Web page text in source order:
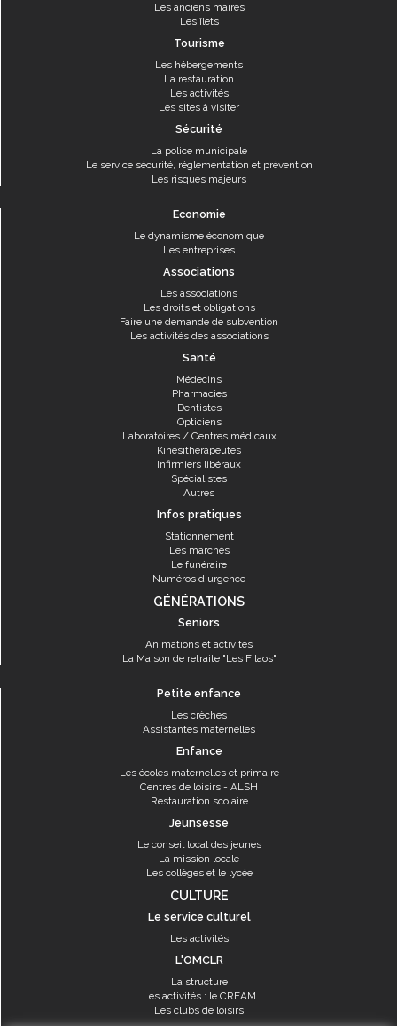
Les anciens maires
Les îlets
Tourisme
Les hébergements
La restauration
Les activités
Les sites à visiter
Sécurité
La police municipale
Le service sécurité, réglementation et prévention
Les risques majeurs
Economie
Le dynamisme économique
Les entreprises
Associations
Les associations
Les droits et obligations
Faire une demande de subvention
Les activités des associations
Santé
Médecins
Pharmacies
Dentistes
Opticiens
Laboratoires / Centres médicaux
Kinésithérapeutes
Infirmiers libéraux
Spécialistes
Autres
Infos pratiques
Stationnement
Les marchés
Le funéraire
Numéros d'urgence
GÉNÉRATIONS
Seniors
Animations et activités
La Maison de retraite "Les Filaos"
Petite enfance
Les crèches
Assistantes maternelles
Enfance
Les écoles maternelles et primaire
Centres de loisirs - ALSH
Restauration scolaire
Jeunsesse
Le conseil local des jeunes
La mission locale
Les collèges et le lycée
CULTURE
Le service culturel
Les activités
L'OMCLR
La structure
Les activités : le CREAM
Les clubs de loisirs